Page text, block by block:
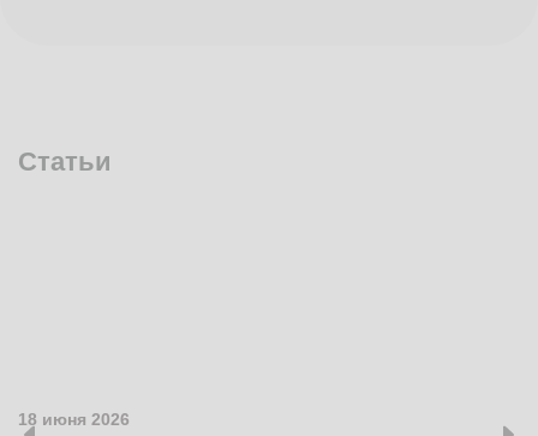
Статьи
18 июня 2026